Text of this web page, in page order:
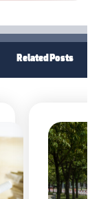
Related Posts